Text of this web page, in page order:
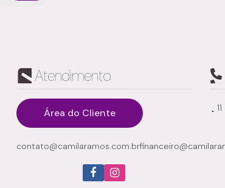
Atendimento
Área do Cliente
contato@camilaramos.com.br